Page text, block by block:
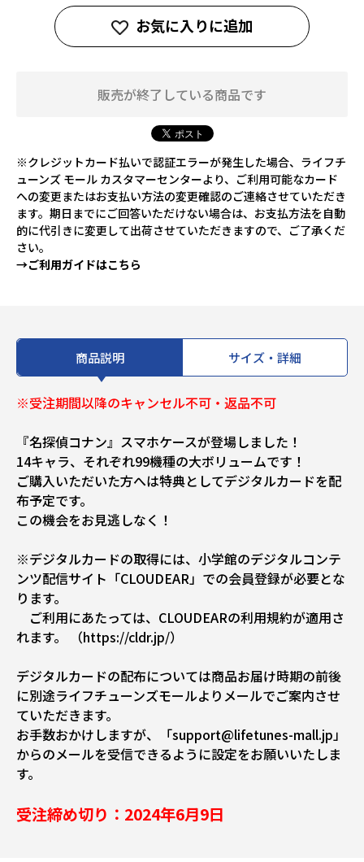
お気に入りに追加
販売が終了している商品です
※クレジットカード払いで認証エラーが発生した場合、ライフチ
ューンズ モール カスタマーセンターより、ご利用可能なカード
への変更またはお支払い方法の変更確認のご連絡させていただき
ます。期日までにご回答いただけない場合は、お支払方法を自動
的に代引きに変更して出荷させていただきますので、ご了承くだ
さい。
→ご利用ガイドはこちら
商品説明 サイズ・詳細
※受注期間以降のキャンセル不可・返品不可
『名探偵コナン』スマホケースが登場しました！
14キャラ、それぞれ99機種の大ボリュームです！
ご購入いただいた方へは特典としてデジタルカードを配
布予定です。
この機会をお見逃しなく！
※デジタルカードの取得には、小学館のデジタルコンテ
ンツ配信サイト「CLOUDEAR」での会員登録が必要とな
ります。
ご利用にあたっては、CLOUDEARの利用規約が適用さ
れます。
（https://cldr.jp/）
デジタルカードの配布については商品お届け時期の前後
に別途ライフチューンズモールよりメールでご案内させ
ていただきます。
お手数おかけしますが、「support@lifetunes-mall.jp」
からのメールを受信できるように設定をお願いいたしま
す。
受注締め切り：2024年6月9日